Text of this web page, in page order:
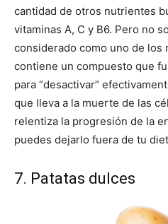
cantidad de otros nutrientes
vitaminas A, C y B6. Pero no
considerado como uno de los
contiene un compuesto que
para “desactivar”
que lleva a la muerte de las
relentiza la progresión de la
puedes dejarlo fuera de tu
7. Patatas dulces